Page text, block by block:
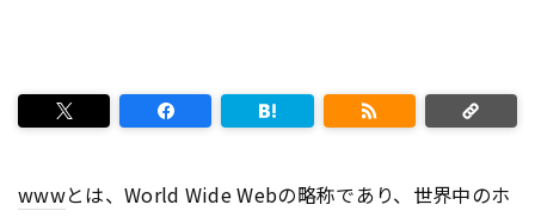
wwwとは、World Wide Webの略称であり、世界中のホ